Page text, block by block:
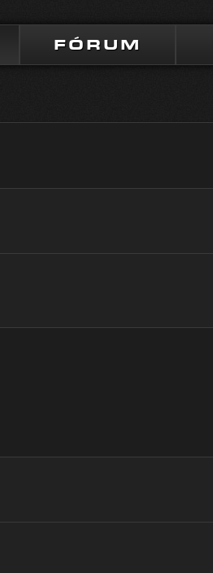
FÓRUM